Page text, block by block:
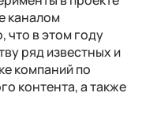
каналом
в этом году
ряд известных и
компаний по
контента, а также